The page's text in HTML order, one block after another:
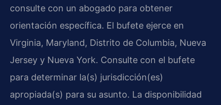
consulte con un abogado para obtener
orientación específica. El bufete ejerce en
Virginia, Maryland, Distrito de Columbia, Nueva
Jersey y Nueva York. Consulte con el bufete
para determinar la(s) jurisdicción(es)
apropiada(s) para su asunto. La disponibilidad